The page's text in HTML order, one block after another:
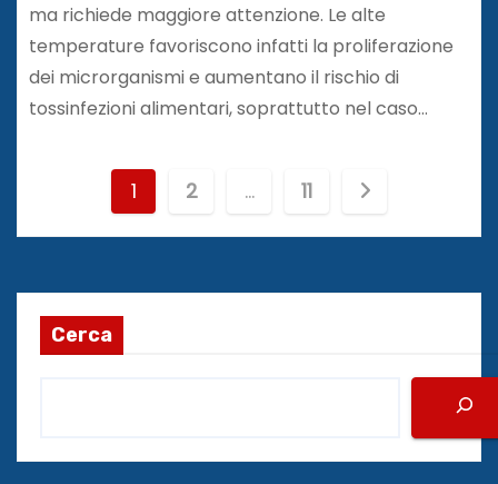
ma richiede maggiore attenzione. Le alte
temperature favoriscono infatti la proliferazione
dei microrganismi e aumentano il rischio di
tossinfezioni alimentari, soprattutto nel caso…
a
g
i
z
1 2 … 11
Cerca